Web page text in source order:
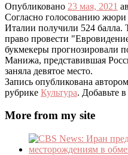
Опубликовано 23 мая, 2021
Согласно голосованию жюри
Италии получили 524 балла.
право провести
букмекеры прогнозировали
Манижа, представившая
заняла девятое место.
Запись опубликована автором
рубрике Культура. Добавьте
More from my site